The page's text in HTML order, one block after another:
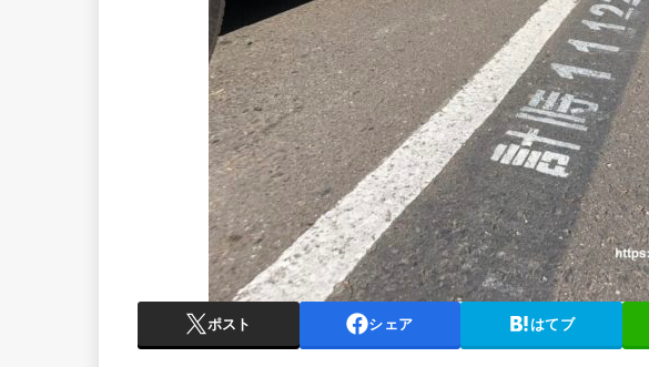
ポスト シェア はてブ